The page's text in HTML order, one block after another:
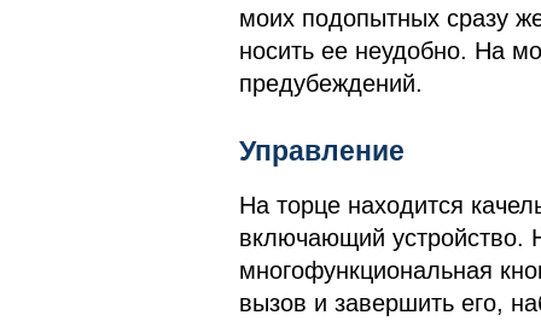
моих подопытных сразу
носить ее неудобно. На
предубеждений.
Управление
На торце находится
включающий устройство.
многофункциональная
вызов и завершить его,